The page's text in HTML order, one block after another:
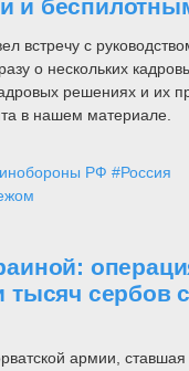
и
встречу с
о нескольких
решениях и их
в нашем материале.
РФ #Россия
тысяч сербов
армии,